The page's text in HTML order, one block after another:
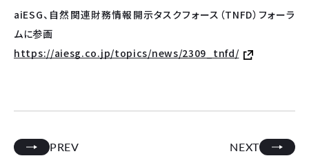
aiESG、自然関連財務情報開示タスクフォース（TNFD）フォーラ
ムに参画
https://aiesg.co.jp/topics/news/2309_tnfd/
PREV NEXT